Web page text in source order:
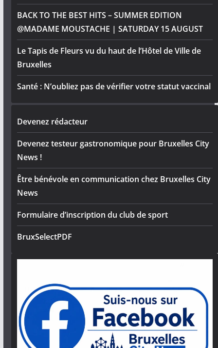
BACK TO THE BEST HITS – SUMMER EDITION
@MADAME MOUSTACHE | SATURDAY 15 AUGUST
Le Tapis de Fleurs vu du haut de l’Hôtel de Ville de
Bruxelles
Santé : N’oubliez pas de vérifier votre statut vaccinal
Devenez rédacteur
Devenez testeur gastronomique pour Bruxelles City
News !
Être bénévole en communication chez Bruxelles City
News
Formulaire d’inscription du club de sport
BruxSelectPDF